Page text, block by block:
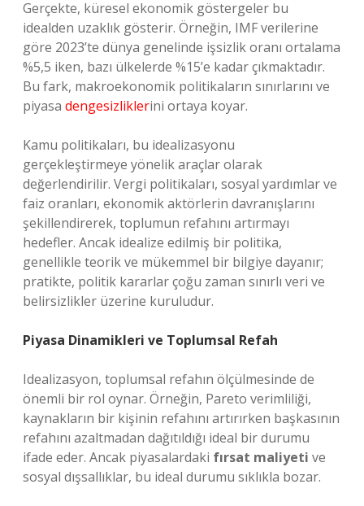
Gerçekte, küresel ekonomik göstergeler bu
idealden uzaklık gösterir. Örneğin, IMF verilerine
göre 2023’te dünya genelinde işsizlik oranı ortalama
%5,5 iken, bazı ülkelerde %15’e kadar çıkmaktadır.
Bu fark, makroekonomik politikaların sınırlarını ve
piyasa dengesizliklerini ortaya koyar.
Kamu politikaları, bu idealizasyonu
gerçekleştirmeye yönelik araçlar olarak
değerlendirilir. Vergi politikaları, sosyal yardımlar ve
faiz oranları, ekonomik aktörlerin davranışlarını
şekillendirerek, toplumun refahını artırmayı
hedefler. Ancak idealize edilmiş bir politika,
genellikle teorik ve mükemmel bir bilgiye dayanır;
pratikte, politik kararlar çoğu zaman sınırlı veri ve
belirsizlikler üzerine kuruludur.
Piyasa Dinamikleri ve Toplumsal Refah
Idealizasyon, toplumsal refahın ölçülmesinde de
önemli bir rol oynar. Örneğin, Pareto verimliliği,
kaynakların bir kişinin refahını artırırken başkasının
refahını azaltmadan dağıtıldığı ideal bir durumu
ifade eder. Ancak piyasalardaki fırsat maliyeti ve
sosyal dışsallıklar, bu ideal durumu sıklıkla bozar.